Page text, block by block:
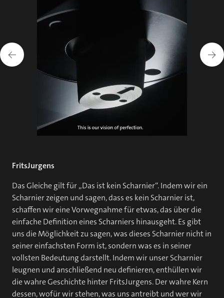
FritsJurgens
Das Gleiche gilt für „Das ist kein Scharnier“. Indem wir ein
Scharnier zeigen und sagen, dass es kein Scharnier ist,
schaffen wir eine Vorwegnahme für etwas, das über die
einfache Definition eines Scharniers hinausgeht. Es gibt
uns die Möglichkeit zu sagen, was dieses Scharnier nicht in
seiner einfachsten Form ist, sondern was es in seiner
vollsten Bedeutung darstellt. Indem wir unser Scharnier
leugnen und anschließend neu definieren, enthüllen wir
die wahre Geschichte hinter FritsJurgens. Der wahre Kern
dessen, wofür wir stehen, was uns antreibt und wer wir